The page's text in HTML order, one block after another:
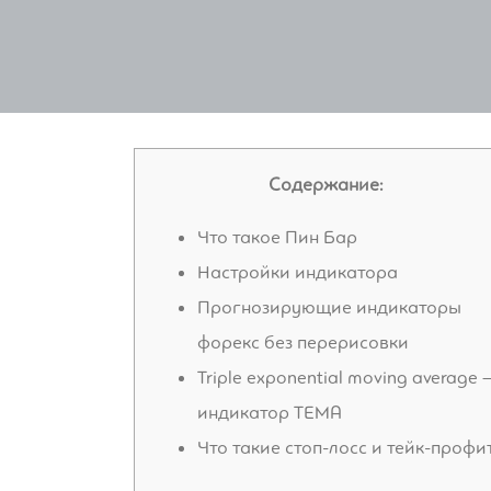
Содержание:
Что такое Пин Бар
Настройки индикатора
Прогнозирующие индикаторы
форекс без перерисовки
Triple exponential moving average
индикатор TEMA
Что такие стоп-лосс и тейк-